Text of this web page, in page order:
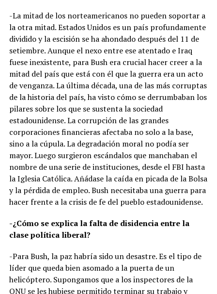
-La mitad de los norteamericanos no pueden soportar a
la otra mitad. Estados Unidos es un país profundamente
dividido y la escisión se ha ahondado después del 11 de
setiembre. Aunque el nexo entre ese atentado e Iraq
fuese inexistente, para Bush era crucial hacer creer a la
mitad del país que está con él que la guerra era un acto
de venganza. La última década, una de las más corruptas
de la historia del país, ha visto cómo se derrumbaban los
pilares sobre los que se sustenta la sociedad
estadounidense. La corrupción de las grandes
corporaciones financieras afectaba no solo a la base,
sino a la cúpula. La degradación moral no podía ser
mayor. Luego surgieron escándalos que manchaban el
nombre de una serie de instituciones, desde el FBI hasta
la Iglesia Católica. Añádase la caída en picada de la Bolsa
y la pérdida de empleo. Bush necesitaba una guerra para
hacer frente a la crisis de fe del pueblo estadounidense.
-¿Cómo se explica la falta de disidencia entre la
clase política liberal?
-Para Bush, la paz habría sido un desastre. Es el tipo de
líder que queda bien asomado a la puerta de un
helicóptero. Supongamos que a los inspectores de la
ONU se les hubiese permitido terminar su trabajo y